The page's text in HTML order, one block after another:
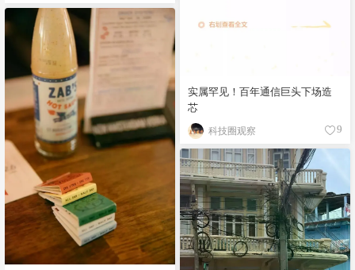
实属罕见！百年通信巨头下场造
芯
科技圈观察 9